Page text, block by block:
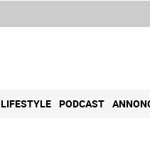
LIFESTYLE PODCAST